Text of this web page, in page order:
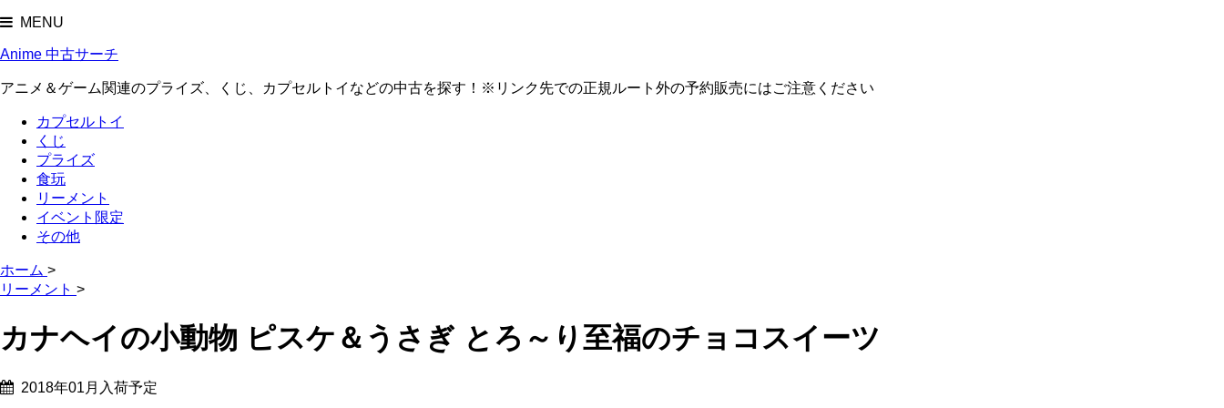
MENU
Anime 中古サーチ
アニメ＆ゲーム関連のプライズ、くじ、カプセルトイなどの中古を探す！※リンク先での正規ルート外の予約販売にはご注意ください
カプセルトイ
くじ
プライズ
食玩
リーメント
イベント限定
その他
ホーム >
リーメント >
カナヘイの小動物 ピスケ＆うさぎ とろ～り至福のチョコスイーツ
2018年01月入荷予定